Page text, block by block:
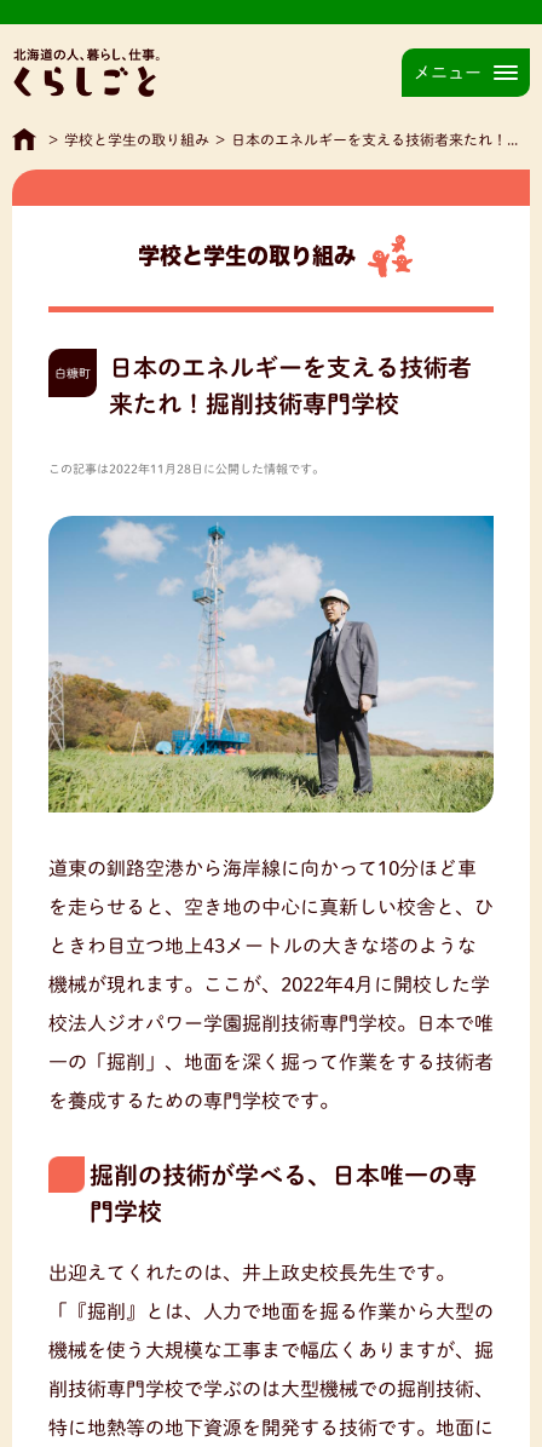
メニュー
> 学校と学生の取り組み > 日本のエネルギーを支える技術者来たれ！掘削技術専門学校
学校と学生の取り組み
白糠町
日本のエネルギーを支える技術者
来たれ！掘削技術専門学校
この記事は2022年11月28日に公開した情報です。
道東の釧路空港から海岸線に向かって10分ほど車
を走らせると、空き地の中心に真新しい校舎と、ひ
ときわ目立つ地上43メートルの大きな塔のような
機械が現れます。ここが、2022年4月に開校した学
校法人ジオパワー学園掘削技術専門学校。日本で唯
一の「掘削」、地面を深く掘って作業をする技術者
を養成するための専門学校です。
掘削の技術が学べる、日本唯一の専
門学校
出迎えてくれたのは、井上政史校長先生です。
「『掘削』とは、人力で地面を掘る作業から大型の
機械を使う大規模な工事まで幅広くありますが、掘
削技術専門学校で学ぶのは大型機械での掘削技術、
特に地熱等の地下資源を開発する技術です。地面に